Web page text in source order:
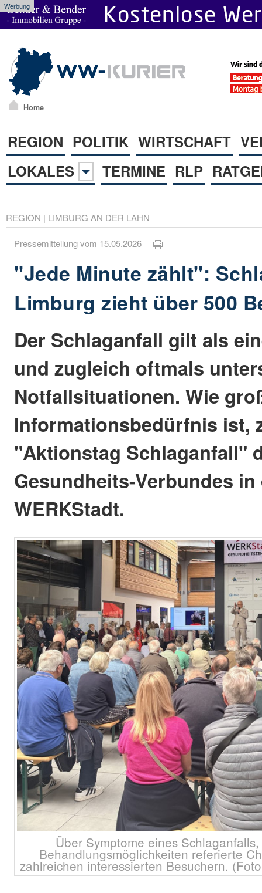
Werbung
Home
REGION POLITIK WIRTSCHAFT
LOKALES
TERMINE RLP
REGION | LIMBURG AN DER LAHN
Pressemitteilung vom 15.05.2026
"Jede Minute zählt":
Limburg zieht über 500
Der Schlaganfall gilt als
und zugleich oftmals
Notfallsituationen. Wie
Informationsbedürfnis ist,
"Aktionstag Schlaganfall"
Gesundheits-Verbundes
WERKStadt.
Über Symptome eines
Behandlungsmöglichkeiten referierte
zahlreichen interessierten Besuchern.